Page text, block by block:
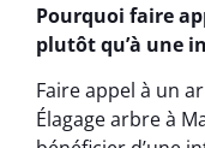
Pourquoi faire
plutôt qu’à une
Faire appel à un
Élagage arbre à